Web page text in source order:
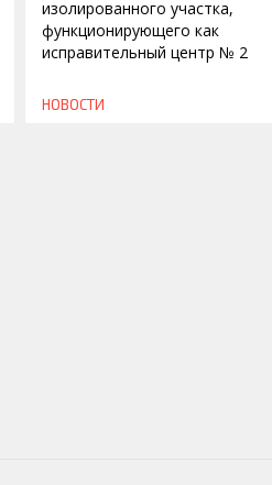
изолированного участка,
функционирующего как
исправительный центр № 2
НОВОСТИ